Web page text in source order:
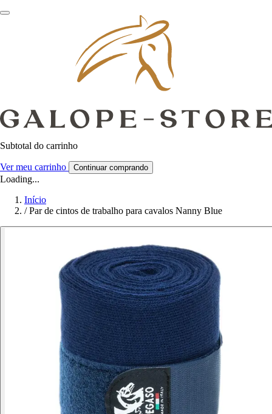
Subtotal do carrinho
Ver meu carrinho Continuar comprando
Loading...
Início
/ Par de cintos de trabalho para cavalos Nanny Blue